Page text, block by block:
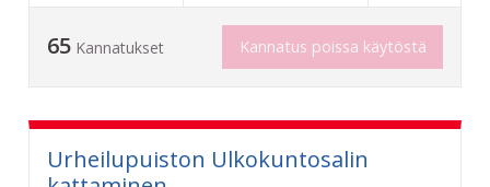
65 Kannatukset Kannatus poissa käytöstä
Urheilupuiston Ulkokuntosalin